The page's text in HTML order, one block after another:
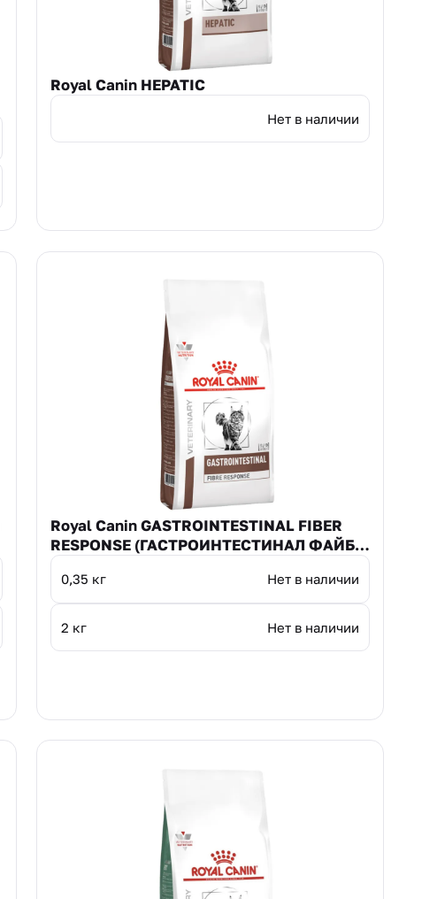
Royal Canin HEPATIC
Нет в наличии
Royal Canin GASTROINTESTINAL FIBER
RESPONSE (ГАСТРОИНТЕСТИНАЛ ФАЙБР
РЕСПОНС) Корм сухой для кошек при
запорах
0,35 кг Нет в наличии
2 кг Нет в наличии